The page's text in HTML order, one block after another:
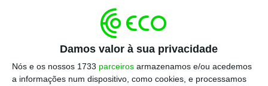
Damos valor à sua privacidade
Nós e os nossos 1733 parceiros armazenamos e/ou acedemos
a informações num dispositivo, como cookies, e processamos